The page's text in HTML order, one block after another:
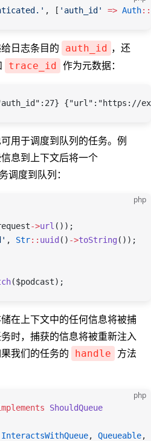
, [ 'auth_id' => Auth::
日志条目的 auth_id ，还
trace_id 作为元数据：
{"url":"https://
用于调度到队列的任务。例
息到上下文后将一个
调度到队列：
php
->url ());
, Str:: uuid () ->toString ());
($podcast);
在上下文中的任何信息将被捕
时，捕获的信息将被重新注入
我们的任务的
handle
方法
php
ShouldQueue
InteractsWithQueue, Queueable,